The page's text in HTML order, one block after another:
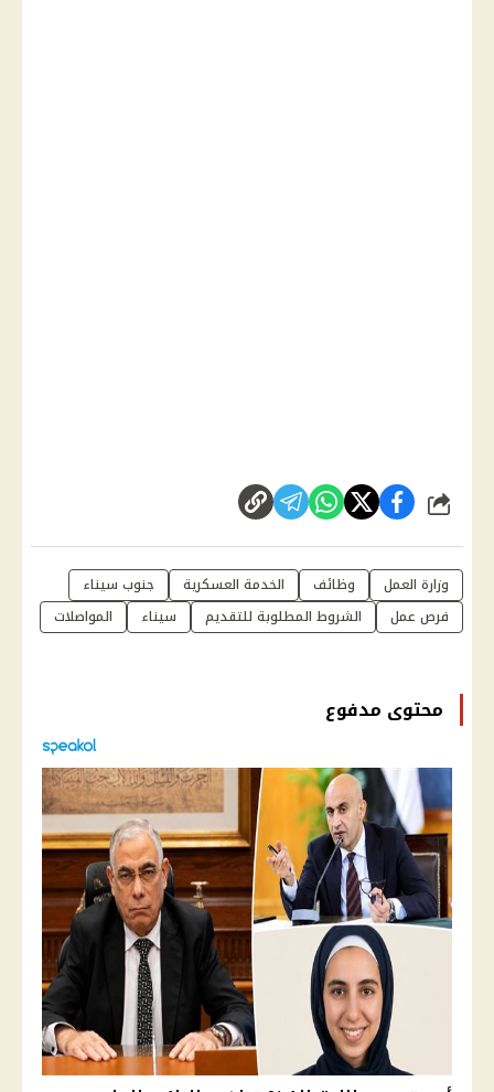
شارك
وزارة العمل وظائف الخدمة العسكرية
جنوب سيناء
فرص عمل
الشروط المطلوبة للتقديم سيناء المواصلات
محتوى مدفوع